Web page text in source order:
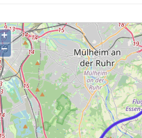
+
−